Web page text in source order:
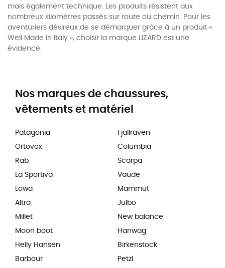
mais également technique. Les produits résistent aux
nombreux kilomètres passés sur route ou chemin. Pour les
aventuriers désireux de se démarquer grâce à un produit «
Well Made in Italy », choisir la marque LIZARD est une
évidence.
Nos marques de chaussures,
vêtements et matériel
Patagonia
Ortovox
Rab
La Sportiva
Lowa
Altra
Millet
Moon boot
Helly Hansen
Barbour
Fjällräven
Columbia
Scarpa
Vaude
Mammut
Julbo
New balance
Hanwag
Birkenstock
Petzl